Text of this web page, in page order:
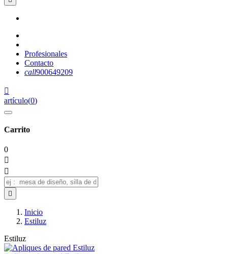
Profesionales
Contacto
call900649209

artículo(0)
Carrito
0



Inicio
Estiluz
Estiluz